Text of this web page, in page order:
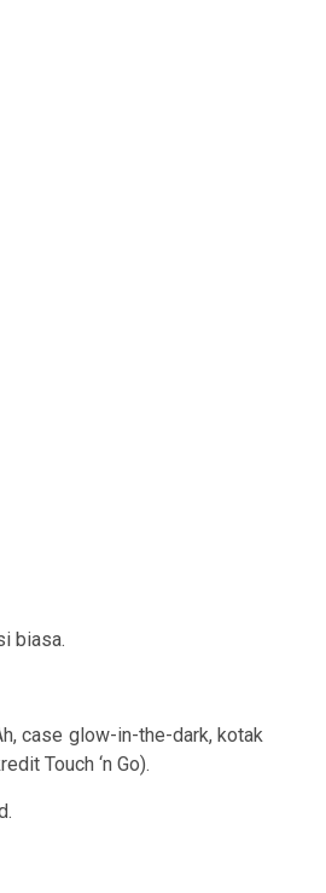
biasa.
case glow-in-the-dark, kotak
Touch ‘n Go).